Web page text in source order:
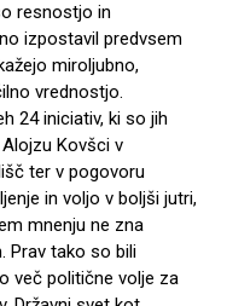
resnostjo in
izpostavil predvsem
miroljubno,
vrednostjo.
24 iniciativ, ki so jih
Kovšci v
ter v pogovoru
in voljo v boljši jutri,
mnenju ne zna
Prav tako so bili
več politične volje za